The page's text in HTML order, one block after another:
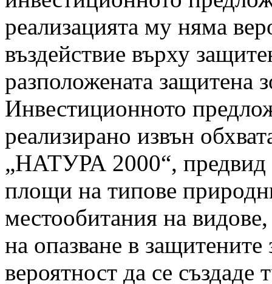
реализацията му няма
въздействие върху
разположената защитена
Инвестиционното
реализирано извън
„НАТУРА 2000“, предвид
площи на типове
местообитания на
на опазване в
вероятност да се